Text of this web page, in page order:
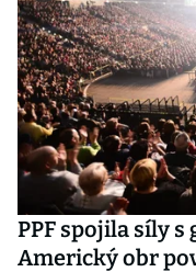
PPF spojila síly
Americký obr